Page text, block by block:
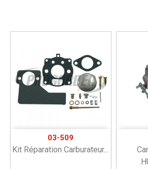
03-509
Kit Réparation Carburateur...